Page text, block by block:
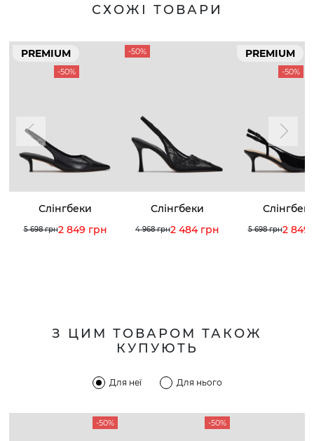
СХОЖІ ТОВАРИ
PREMIUM
-50%
Слінгбеки
5 698 грн2 849 грн
-50%
Слінгбеки
4 968 грн2 484 грн
PREMIUM
-50%
5 698 грн2 849
З ЦИМ ТОВАРОМ ТАКОЖ
КУПУЮТЬ
Для неї Для нього
-50% -50%